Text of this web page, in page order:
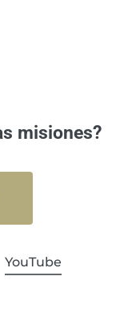
misiones?
YouTube